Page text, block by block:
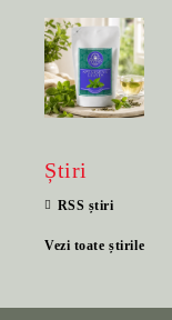
Știri
RSS știri
Vezi toate știrile